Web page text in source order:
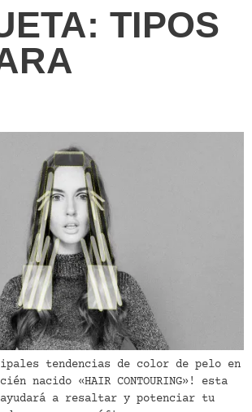
TIPOS
tendencias de color de pelo en
nacido «HAIR CONTOURING»! esta
ayudará a resaltar y potenciar tu